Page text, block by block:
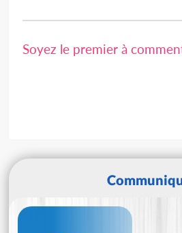
Soyez le premier à